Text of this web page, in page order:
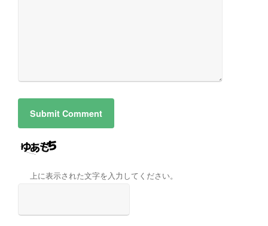
上に表示された文字を入力してください。